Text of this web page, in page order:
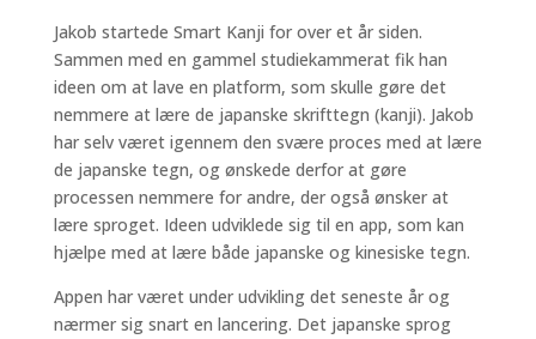
Jakob startede Smart Kanji for over et år siden.
Sammen med en gammel studiekammerat fik han
ideen om at lave en platform, som skulle gøre det
nemmere at lære de japanske skrifttegn (kanji). Jakob
har selv været igennem den svære proces med at lære
de japanske tegn, og ønskede derfor at gøre
processen nemmere for andre, der også ønsker at
lære sproget. Ideen udviklede sig til en app, som kan
hjælpe med at lære både japanske og kinesiske tegn.
Appen har været under udvikling det seneste år og
nærmer sig snart en lancering. Det japanske sprog